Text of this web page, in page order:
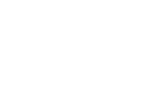
بالشفاء للرفيقة خانم زهدي